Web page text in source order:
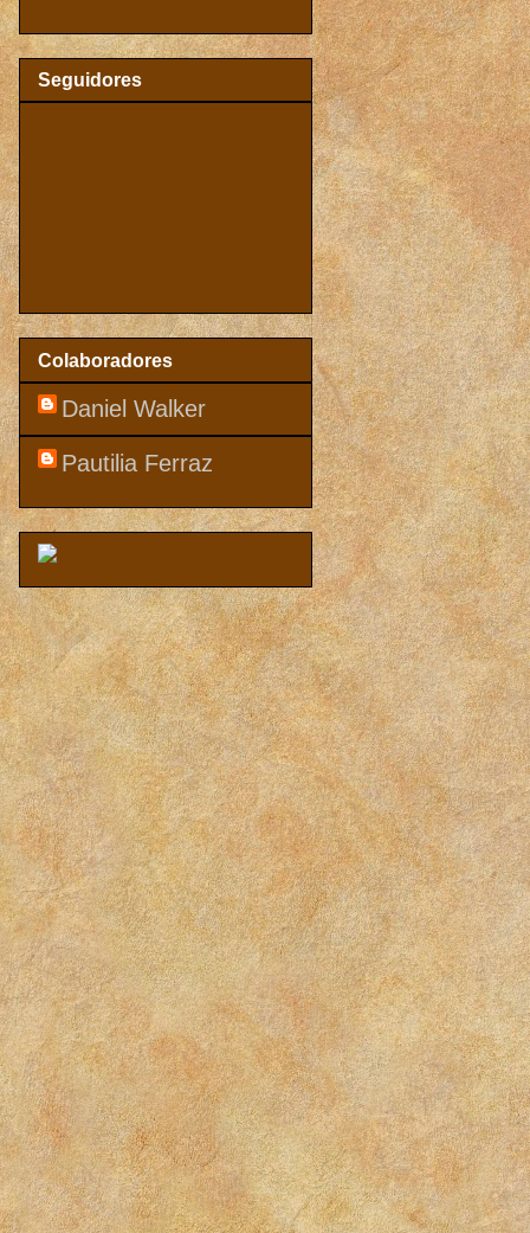
Seguidores
Colaboradores
Daniel Walker
Pautilia Ferraz